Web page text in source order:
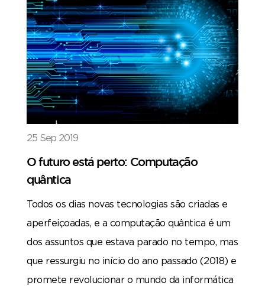
25 Sep 2019
O futuro está perto: Computação
quântica
Todos os dias novas tecnologias são criadas e
aperfeiçoadas, e a computação quântica é um
dos assuntos que estava parado no tempo, mas
que ressurgiu no início do ano passado (2018) e
promete revolucionar o mundo da informática